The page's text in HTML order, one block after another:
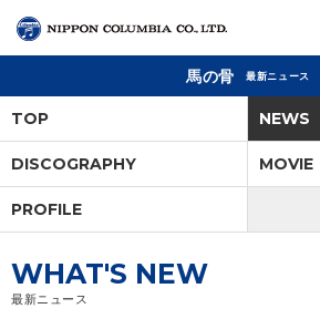
閉じる
アーティスト
ジャンル
馬の骨 最新ニュース
TOP NEWS
DISCOGRAPHY MOVIE
PROFILE
WHAT'S NEW
最新ニュース